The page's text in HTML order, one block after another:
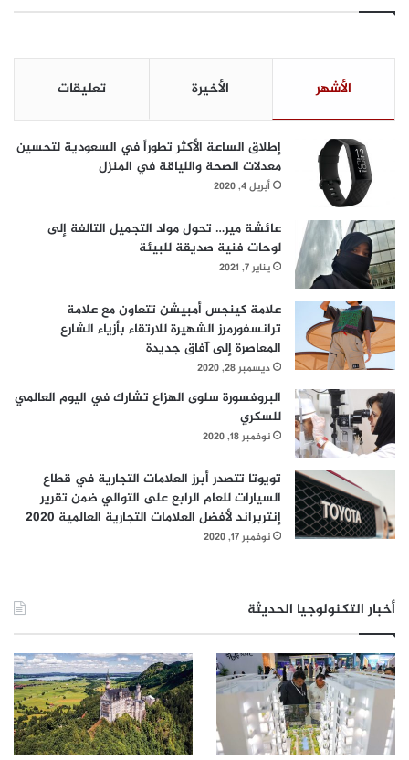
الأشهر الأخيرة تعليقات
إطلاق الساعة الأكثر تطوراً في السعودية لتحسين
معدلات الصحة واللياقة في المنزل
أبريل 4, 2020
عائشة مير… تحول مواد التجميل التالفة إلى
لوحات فنية صديقة للبيئة
يناير 7, 2021
علامة كينجس أمبيشن تتعاون مع علامة
ترانسفورمرز الشهيرة للارتقاء بأزياء الشارع
المعاصرة إلى آفاق جديدة
ديسمبر 28, 2020
البروفسورة سلوى الهزاع تشارك في اليوم العالمي
للسكري
نوفمبر 18, 2020
تويوتا تتصدر أبرز العلامات التجارية في قطاع
السيارات للعام الرابع على التوالي ضمن تقرير
إنتربراند لأفضل العلامات التجارية العالمية 2020
نوفمبر 17, 2020
أخبار التكنولوجيا الحديثة